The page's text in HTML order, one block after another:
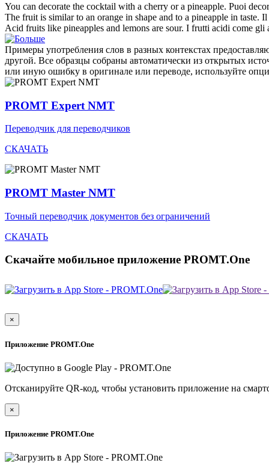
You can decorate the cocktail with a cherry or a pineapple. Puoi
The fruit is similar to an orange in shape and to a pineapple in taste. Il
Acid fruits like pineapples and lemons are sour. I frutti acidi come gli
Примеры употребления слов в разных контекстах
другой. Все образцы собраны автоматически из открытых
или иную ошибку в оригинале или переводе, используйте
PROMT Expert NMT
Переводчик для переводчиков
СКАЧАТЬ
PROMT Master NMT
Точный переводчик документов без ограничений
СКАЧАТЬ
Скачайте мобильное приложение PROMT.One
×
Приложение PROMT.One
Отсканируйте QR-код, чтобы установить приложение на
×
Приложение PROMT.One